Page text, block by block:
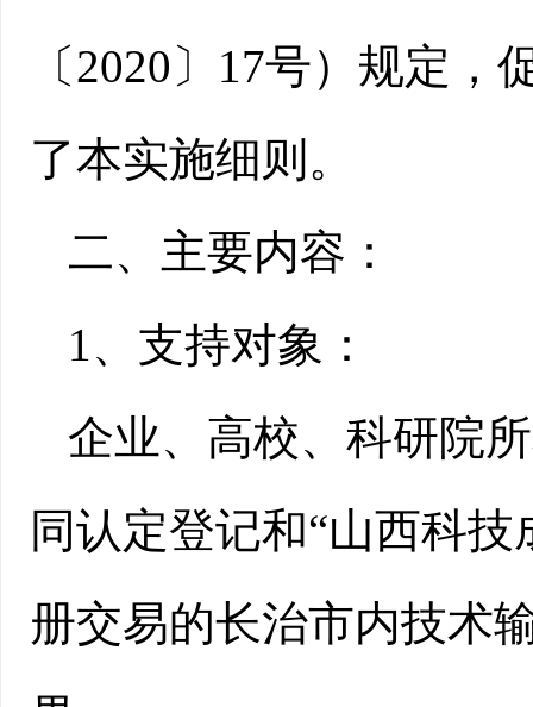
〔2020〕17号）规定
了本实施细则。
二、主要内容：
1、支持对象：
企业、高校、科研院
同认定登记和“山西科
册交易的长治市内技术